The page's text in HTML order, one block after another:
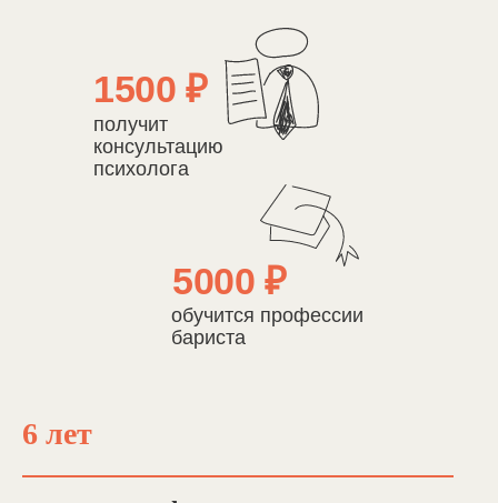
5000 ₽
обучится профессии
бариста
1500 ₽
получит
консультацию
психолога
6 лет